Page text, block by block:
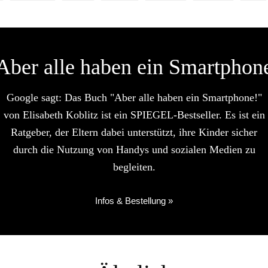
alle haben ein
Google sagt: Das Buch "Aber alle haben ein Smartphone!"
von Elisabeth Koblitz ist ein SPIEGEL-Bestseller. Es ist ein
Ratgeber, der Eltern dabei unterstützt, ihre Kinder sicher
durch die Nutzung von Handys und sozialen Medien zu
begleiten.
Infos & Bestellung »